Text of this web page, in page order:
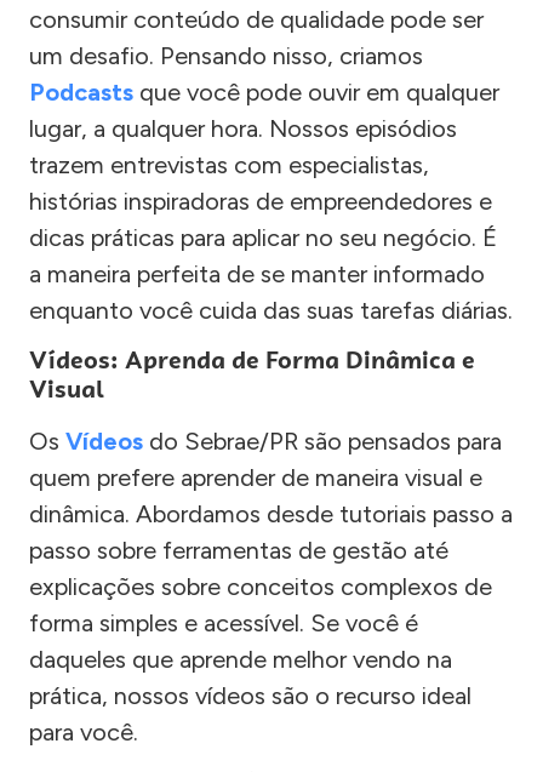
consumir conteúdo de qualidade pode ser
um desafio. Pensando nisso, criamos
Podcasts que você pode ouvir em qualquer
lugar, a qualquer hora. Nossos episódios
trazem entrevistas com especialistas,
histórias inspiradoras de empreendedores e
dicas práticas para aplicar no seu negócio. É
a maneira perfeita de se manter informado
enquanto você cuida das suas tarefas diárias.
Vídeos: Aprenda de Forma Dinâmica e
Visual
Os Vídeos do Sebrae/PR são pensados para
quem prefere aprender de maneira visual e
dinâmica. Abordamos desde tutoriais passo a
passo sobre ferramentas de gestão até
explicações sobre conceitos complexos de
forma simples e acessível. Se você é
daqueles que aprende melhor vendo na
prática, nossos vídeos são o recurso ideal
para você.